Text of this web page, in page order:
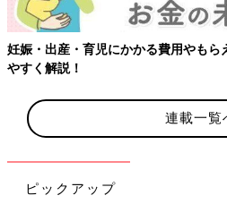
をわかり
連載一覧
ピックアップ